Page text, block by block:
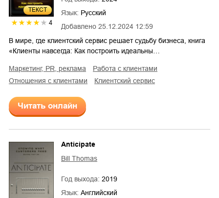
ТЕКСТ
4 Добавлено 25.12.2024 12:59
Язык: Русский
В мире, где клиентский сервис решает судьбу бизнеса, книга
«Клиенты навсегда: Как построить идеальны…
маркетинг, PR, реклама
работа с клиентами
отношения с клиентами
клиентский сервис
Читать онлайн
Anticipate
Bill Thomas
Год выхода: 2019
Язык: Английский